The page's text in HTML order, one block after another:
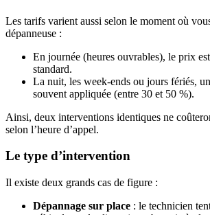
Les tarifs varient aussi selon le moment où
dépanneuse :
En journée (heures ouvrables), le prix
standard.
La nuit, les week-ends ou jours fériés,
souvent appliquée (entre 30 et 50 %).
Ainsi, deux interventions identiques ne
selon l’heure d’appel.
Le type d’intervention
Il existe deux grands cas de figure :
Dépannage sur place : le technicien